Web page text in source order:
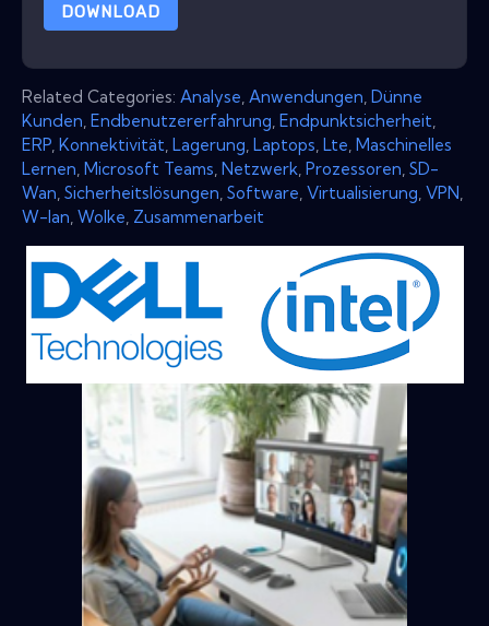
DOWNLOAD
Related Categories: Analyse Anwendungen Dünne
Kunden Endbenutzererfahrung Endpunktsicherheit
ERP Konnektivität Lagerung Laptops Lte Maschinelles
Lernen Microsoft Teams Netzwerk Prozessoren SD-
Wan Sicherheitslösungen Software Virtualisierung VPN
W-lan Wolke Zusammenarbeit